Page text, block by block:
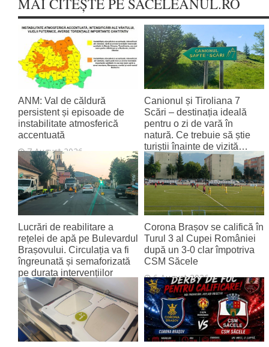
MAI CITEȘTE PE SACELEANUL.RO
ANM: Val de căldură
persistent și episoade de
instabilitate atmosferică
accentuată
7 August 2026
Canionul și Tiroliana 7
Scări – destinația ideală
pentru o zi de vară în
natură. Ce trebuie să știe
turiștii înainte de vizită…
7 August 2026
Lucrări de reabilitare a
rețelei de apă pe Bulevardul
Brașovului. Circulația va fi
îngreunată și semaforizată
pe durata intervențiilor
6 August 2026
Corona Brașov se califică în
Turul 3 al Cupei României
după un 3-0 clar împotriva
CSM Săcele
6 August 2026